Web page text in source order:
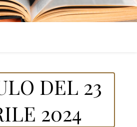
DEL 23
2024